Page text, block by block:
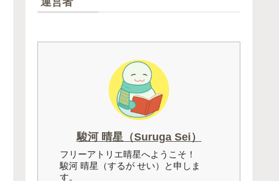
駿河 晴星（Suruga Sei）
フリーアトリエ晴星へようこそ！
駿河 晴星（するが せい）と申しま
す。